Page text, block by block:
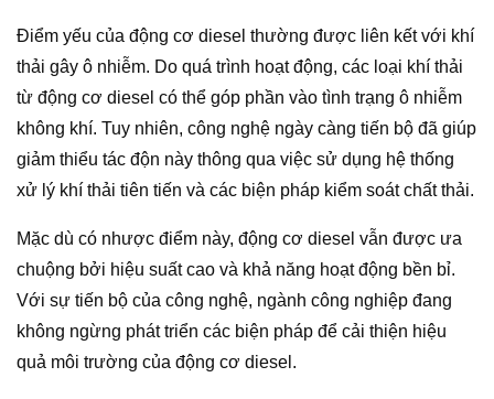
Điểm yếu của động cơ diesel thường được liên kết với khí
thải gây ô nhiễm. Do quá trình hoạt động, các loại khí thải
từ động cơ diesel có thể góp phần vào tình trạng ô nhiễm
không khí. Tuy nhiên, công nghệ ngày càng tiến bộ đã giúp
giảm thiểu tác độn này thông qua việc sử dụng hệ thống
xử lý khí thải tiên tiến và các biện pháp kiểm soát chất thải.
Mặc dù có nhược điểm này, động cơ diesel vẫn được ưa
chuộng bởi hiệu suất cao và khả năng hoạt động bền bỉ.
Với sự tiến bộ của công nghệ, ngành công nghiệp đang
không ngừng phát triển các biện pháp để cải thiện hiệu
quả môi trường của động cơ diesel.